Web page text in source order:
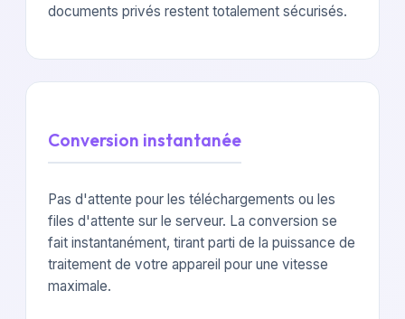
documents privés restent totalement sécurisés.
Conversion instantanée
Pas d'attente pour les téléchargements ou les
files d'attente sur le serveur. La conversion se
fait instantanément, tirant parti de la puissance de
traitement de votre appareil pour une vitesse
maximale.